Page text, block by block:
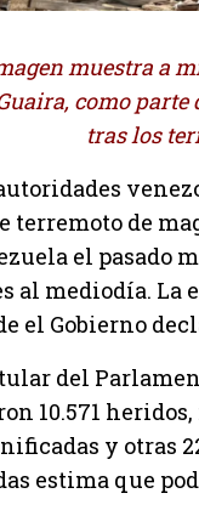
muestra a
como
tras los
terremoto de
el pasado
al mediodía. La
el Gobierno
del
10.571
y otras
estima que